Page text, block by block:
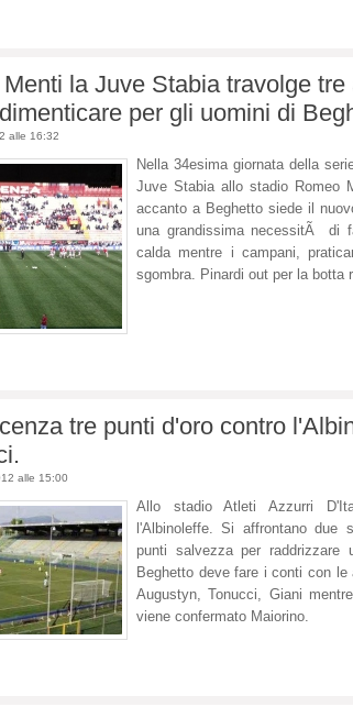
la Juve Stabia travolge
per gli uomini di
alle 16:32
Nella 34esima giornata della
Juve Stabia allo stadio Romeo
accanto a Beghetto siede il
una grandissima necessitÃ di
calda mentre i campani,
sgombra. Pinardi out per la botta
tre punti d'oro contro
alle 15:00
Allo stadio Atleti Azzurri
l'Albinoleffe. Si affrontano due
punti salvezza per raddrizzare
Beghetto deve fare i conti con
Augustyn, Tonucci, Giani
viene confermato Maiorino.